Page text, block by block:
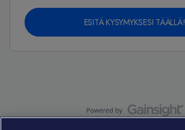
ESITÄ KYSYMYKSESI TÄÄLLÄ!